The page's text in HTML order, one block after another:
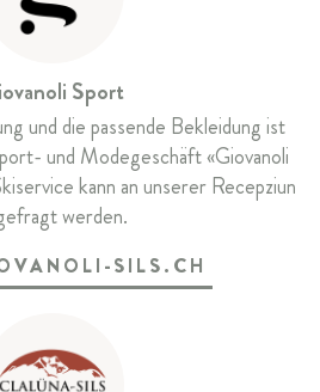
Sport
und die passende Bekleidung ist
und Modegeschäft «Giovanoli
kann an unserer Recepziun
werden.
SILS.CH